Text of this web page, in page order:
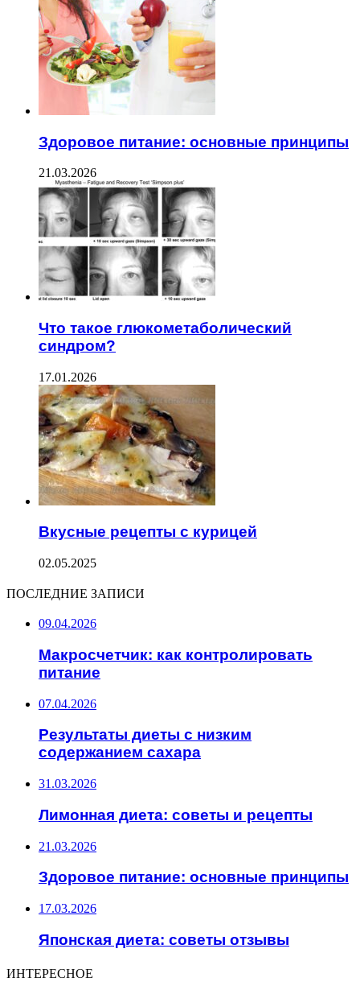
Здоровое питание: основные принципы
21.03.2026
Что такое глюкометаболический
синдром?
17.01.2026
Вкусные рецепты с курицей
02.05.2025
ПОСЛЕДНИЕ ЗАПИСИ
09.04.2026
Макросчетчик: как контролировать
питание
07.04.2026
Результаты диеты с низким
содержанием сахара
31.03.2026
Лимонная диета: советы и рецепты
21.03.2026
Здоровое питание: основные принципы
17.03.2026
Японская диета: советы отзывы
ИНТЕРЕСНОЕ